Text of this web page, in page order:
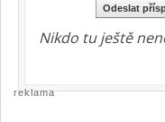
Nikdo tu ještě
reklama